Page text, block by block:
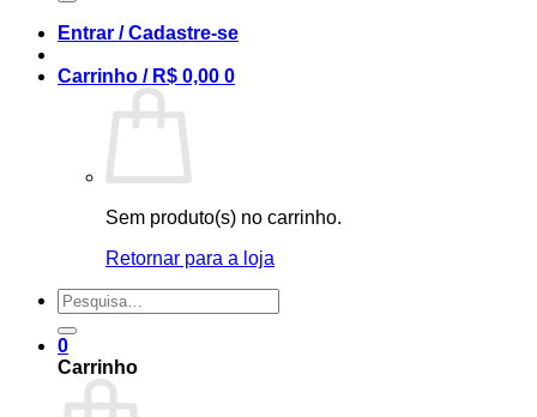
Entrar / Cadastre-se
Carrinho / R$ 0,00 0
Sem produto(s) no carrinho.
Retornar para a loja
Pesquisar
por:
0
Carrinho